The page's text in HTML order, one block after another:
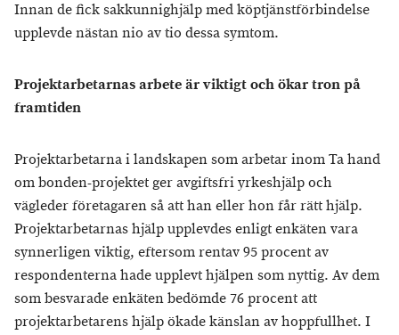
Innan de fick sakkunnighjälp med köptjänstförbindelse
upplevde nästan nio av tio dessa symtom.
Projektarbetarnas arbete är viktigt och ökar tron på
framtiden
Projektarbetarna i landskapen som arbetar inom Ta hand
om bonden-projektet ger avgiftsfri yrkeshjälp och
vägleder företagaren så att han eller hon får rätt hjälp.
Projektarbetarnas hjälp upplevdes enligt enkäten vara
synnerligen viktig, eftersom rentav 95 procent av
respondenterna hade upplevt hjälpen som nyttig. Av dem
som besvarade enkäten bedömde 76 procent att
projektarbetarens hjälp ökade känslan av hoppfullhet. I